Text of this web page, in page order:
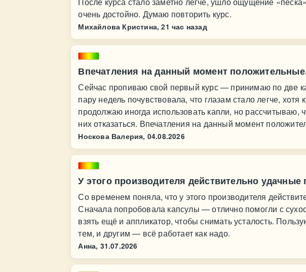
очень достойно. Думаю повторить курс.
Михайлова Кристина, 21 час назад
Впечатления на данный момент
Сейчас пропиваю свой первый курс — принимаю по две
пару недель почувствовала, что глазам стало легче,
продолжаю иногда использовать капли, но рассчитываю,
них отказаться. Впечатления на данный момент
Носкова Валерия, 04.08.2026
У этого производителя действительно удачные
Со временем поняла, что у этого производителя
Сначала попробовала капсулы — отлично помогли с
взять ещё и аппликатор, чтобы снимать усталость.
тем, и другим — всё работает как надо.
Анна, 31.07.2026